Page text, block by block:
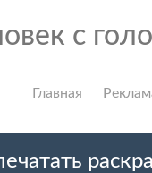
с
Главная